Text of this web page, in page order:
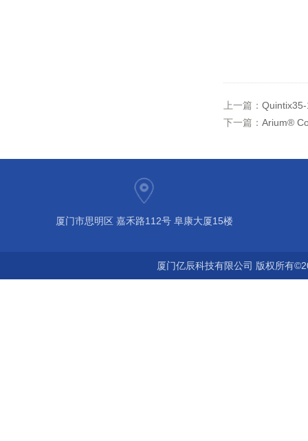
上一篇：
下一篇： Arium®
厦门市思明区 嘉禾路112号 阜康大厦15楼
厦门亿辰科技有限公司 版权所有